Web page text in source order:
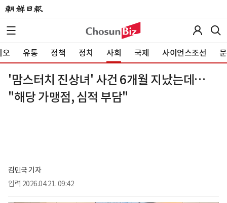
오 유통 정책 정치 사회 국제 사이언스조선
'맘스터치 진상녀' 사건 6개월 지났는데…
"해당 가맹점, 심적 부담"
김민국 기자
입력 2026.04.21. 09:42